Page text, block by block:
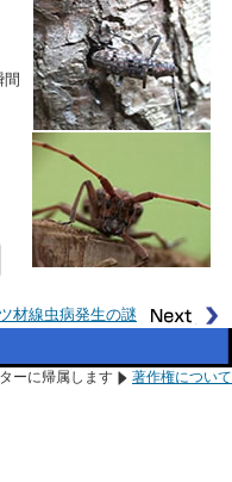
材線虫病発生の謎
ーに帰属します 著作権について